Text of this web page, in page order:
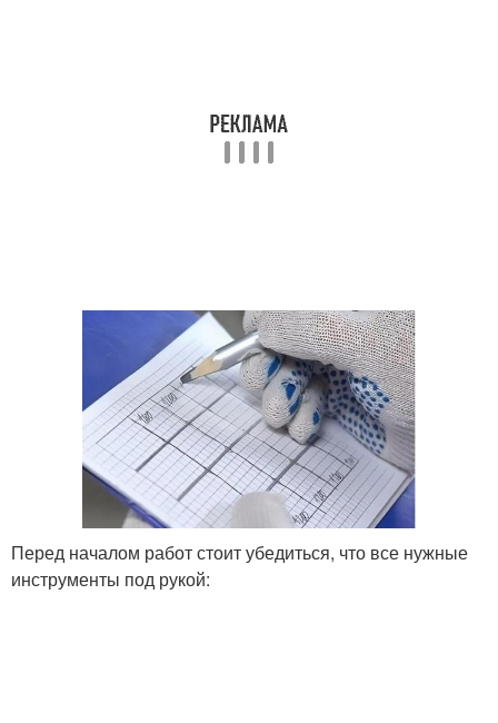
Перед началом работ стоит убедиться, что все нужные
инструменты под рукой: